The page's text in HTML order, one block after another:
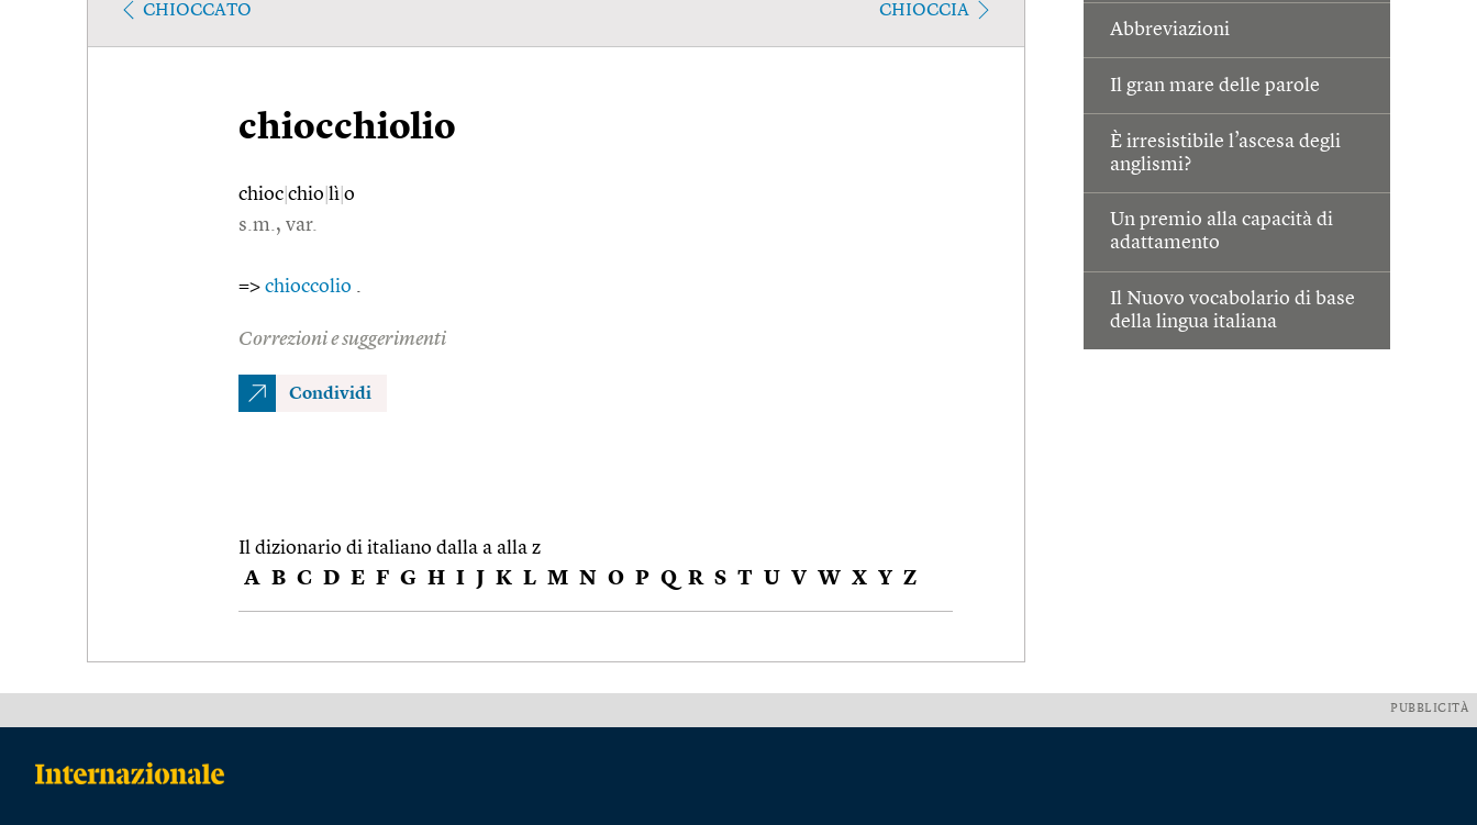
Abbreviazioni
Il gran mare delle parole
È irresistibile l’ascesa degli
anglismi?
Un premio alla capacità di
adattamento
Il Nuovo vocabolario di base
della lingua italiana
CHIOCCATO CHIOCCIA
chiocchiolio
chioc chio lì o
s.m., var.
=> chioccolio .
Correzioni e suggerimenti
Condividi
Il dizionario di italiano dalla a alla z
A B C D E F G H I J K L M N O P Q R S T U V W X Y Z
PUBBLICITÀ